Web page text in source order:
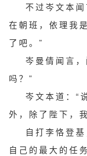
不过岑文本闻
在朝班，依理我
了吧。”
岑曼倩闻言，
吗？”
岑文本道：“说
外，除了陛下，
自打李恪登基
自己的最大的任